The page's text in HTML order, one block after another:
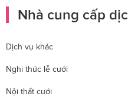
Nhà cung cấp
Dịch vụ khác
Nghi thức lễ cưới
Nội thất cưới